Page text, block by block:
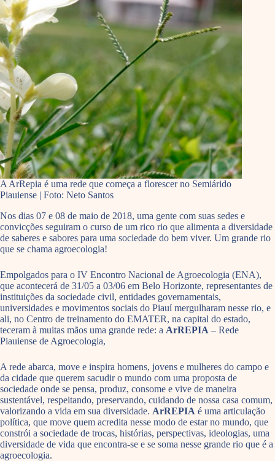
A ArRepia é uma rede que começa a florescer no Semiárido
Piauiense | Foto: Neto Santos
Nos dias 07 e 08 de maio de 2018, uma gente com suas sedes e
convicções seguiram o curso de um rico rio que alimenta a diversidade
de saberes e sabores para uma sociedade do bem viver. Um grande rio
que se chama agroecologia!
Empolgados para o IV Encontro Nacional de Agroecologia (ENA),
que acontecerá de 31/05 a 03/06 em Belo Horizonte, representantes de
instituições da sociedade civil, entidades governamentais,
universidades e movimentos sociais do Piauí mergulharam nesse rio, e
ali, no Centro de treinamento do EMATER, na capital do estado,
teceram à muitas mãos uma grande rede: a ArREPIA – Rede
Piauiense de Agroecologia,
A rede abarca, move e inspira homens, jovens e mulheres do campo e
da cidade que querem sacudir o mundo com uma proposta de
sociedade onde se pensa, produz, consome e vive de maneira
sustentável, respeitando, preservando, cuidando de nossa casa comum,
valorizando a vida em sua diversidade. ArREPIA é uma articulação
política, que move quem acredita nesse modo de estar no mundo, que
constrói a sociedade de trocas, histórias, perspectivas, ideologias, uma
diversidade de vida que encontra-se e se soma nesse grande rio que é a
agroecologia.